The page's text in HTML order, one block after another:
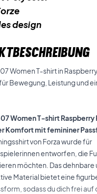
design
Women T-shirt in
Bewegung, Leistung und
Women T-shirt Raspberry
Komfort mit femininer
von Forza wurde für
entworfen, die
möchten. Das dehnbare
Material bietet eine
sodass du dich frei